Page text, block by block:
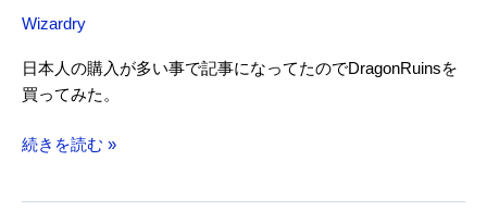
Wizardry
日本人の購入が多い事で記事になってたのでDragonRuinsを
買ってみた。
DragonRuins
続きを読む »